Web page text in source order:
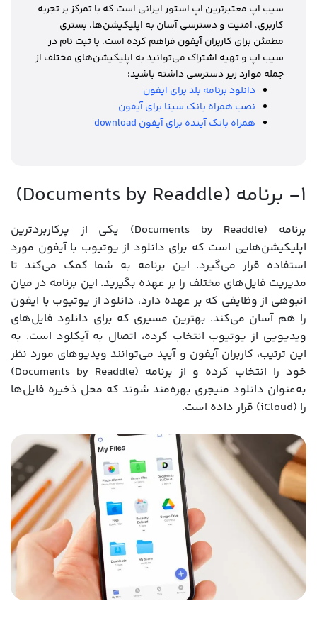
سیب اپ معتبرترین اپ استور ایرانی است که با تمرکز بر تجربه
کاربری، امنیت و دسترسی آسان به اپلیکیشن‌ها، بستری
مطمئن برای کاربران آیفون فراهم کرده است. با ثبت نام در
سیب اپ و تهیه اشتراک می‌توانید به اپلیکیشن‌های مختلف از
جمله موارد زیر دسترسی داشته باشید:
دانلود برنامه بلد برای ایفون
نصب همراه بانک سینا برای آیفون
همراه بانک آینده برای آیفون download
1- برنامه (Documents by Readdle)
برنامه (Documents by Readdle) یکی از پرکاربردترین
اپلیکیشن‌هایی است که برای دانلود از یوتیوب با آیفون مورد
استفاده قرار می‌گیرد. این برنامه به شما کمک می‌کند تا
مدیریت فایل‌های مختلف را بر عهده بگیرید. این برنامه در میان
انبوهی از وظایفی که بر عهده دارد، دانلود از یوتیوب با ایفون
را هم آسان می‌کند. بهترین مسیری که برای دانلود فایل‌های
ویدیویی از یوتیوب انتخاب کرده، اتصال به آیکلود است. به
این ترتیب، کاربران آیفون و آیپد می‌توانند ویدیوهای مورد نظر
خود را انتخاب کرده و از برنامه (Documents by Readdle)
به‌عنوان دانلود منیجری بهره‌مند شوند که محل ذخیره فایل‌ها
را (iCloud) قرار داده است.